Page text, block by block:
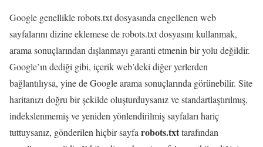
Google genellikle robots.txt dosyasında engellenen web
sayfalarını dizine eklemese de robots.txt dosyasını kullanmak,
arama sonuçlarından dışlanmayı garanti etmenin bir yolu değildir.
Google’ın dediği gibi, içerik web’deki diğer yerlerden
bağlantılıysa, yine de Google arama sonuçlarında görünebilir. Site
haritanızı doğru bir şekilde oluşturduysanız ve standartlaştırılmış,
indekslenmemiş ve yeniden yönlendirilmiş sayfaları hariç
tuttuysanız, gönderilen hiçbir sayfa robots.txttarafından